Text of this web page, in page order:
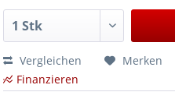
Vergleichen Merken
Finanzieren